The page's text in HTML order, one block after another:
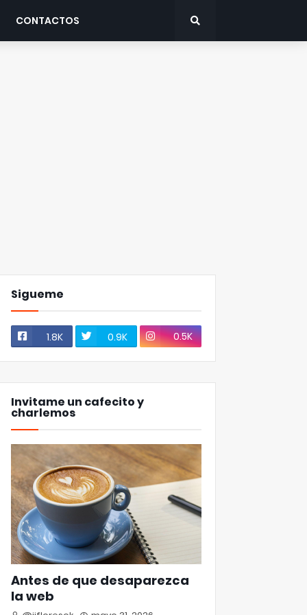
CONTACTOS
Sigueme
1.8K 0.9K 0.5K
Invitame un cafecito y
charlemos
Antes de que desaparezca
la web